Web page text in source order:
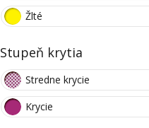
Žlté
Stupeň krytia
Stredne krycie
Krycie